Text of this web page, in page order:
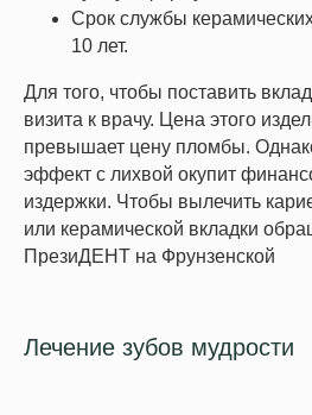
Срок службы
10 лет.
Для того, чтобы поставить
визита к врачу. Цена этого
превышает цену пломбы.
эффект с лихвой окупит
издержки. Чтобы вылечить
или керамической вкладки
ПрезиДЕНТ на Фрунзенской
Лечение зубов мудрости